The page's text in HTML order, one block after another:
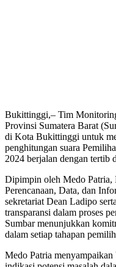
Bukittinggi,– Tim
Provinsi Sumatera Barat
di Kota Bukittinggi untuk
penghitungan suara
2024 berjalan dengan tertib
Dipimpin oleh Medo
Perencanaan, Data, dan
sekretariat Dean Ladipo
transparansi dalam proses
Sumbar menunjukkan
dalam setiap tahapan
Medo Patria